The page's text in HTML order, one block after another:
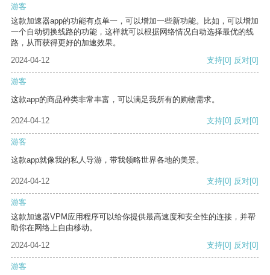
游客
这款加速器app的功能有点单一，可以增加一些新功能。比如，可以增加
一个自动切换线路的功能，这样就可以根据网络情况自动选择最优的线
路，从而获得更好的加速效果。
2024-04-12
支持[0] 反对[0]
游客
这款app的商品种类非常丰富，可以满足我所有的购物需求。
2024-04-12 支持[0] 反对[0]
游客
这款app就像我的私人导游，带我领略世界各地的美景。
2024-04-12 支持[0] 反对[0]
游客
这款加速器VPM应用程序可以给你提供最高速度和安全性的连接，并帮
助你在网络上自由移动。
2024-04-12
支持[0] 反对[0]
游客